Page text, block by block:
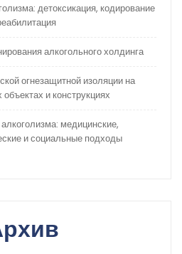
детоксикация, кодирование
алкогольного холдинга
огнезащитной изоляции на
и конструкциях
медицинские,
и социальные подходы